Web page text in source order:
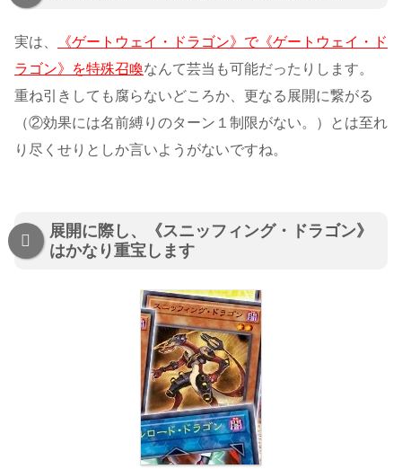
実は、
《ゲートウェイ・ドラゴン》で《ゲートウェイ・ド
ラゴン》を特殊召喚なんて芸当も可能だったりします。
重ね引きしても腐らないどころか、更なる展開に繋がる
（②効果には名前縛りのターン１制限がない。）とは至れ
り尽くせりとしか言いようがないですね。
展開に際し、《スニッフィング・ドラゴン》
はかなり重宝します